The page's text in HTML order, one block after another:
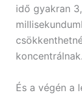
idő gyakran
koncentrálnak.
És a végén a